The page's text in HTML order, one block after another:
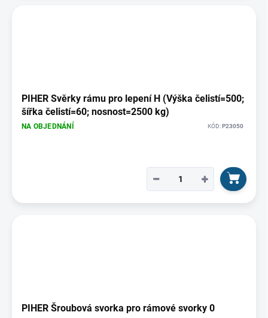
PIHER Svěrky rámu pro lepení H (Výška čelistí=500;
šířka čelistí=60; nosnost=2500 kg)
NA OBJEDNÁNÍ KÓD:P23050
+
−
PIHER Šroubová svorka pro rámové svorky 0